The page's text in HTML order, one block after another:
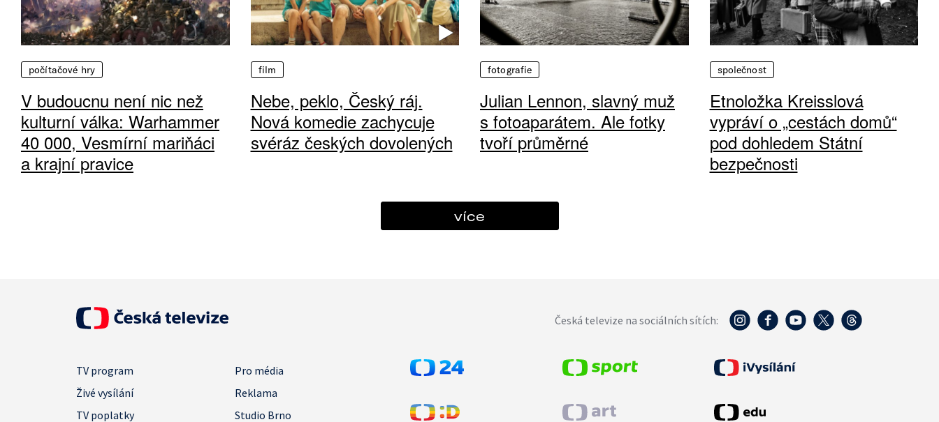
počítačové hry
V budoucnu není nic než
kulturní válka: Warhammer
40 000, Vesmírní mariňáci
a krajní pravice
film
Nebe, peklo, Český ráj.
Nová komedie zachycuje
svéráz českých dovolených
fotografie
Julian Lennon, slavný muž
s fotoaparátem. Ale fotky
tvoří průměrné
společnost
Etnoložka Kreisslová
vypráví o „cestách domů“
pod dohledem Státní
bezpečnosti
více
Česká televize na sociálních sítích:
TV program
Pro média
Živé vysílání
Reklama
TV poplatky
Studio Brno